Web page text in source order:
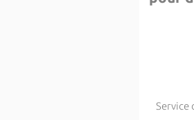
Service